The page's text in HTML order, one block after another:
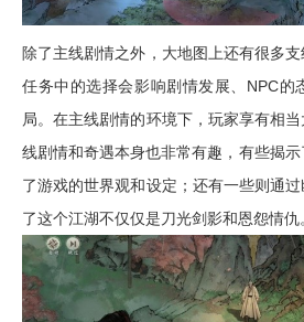
除了主线剧情之外，大地图上还有很多
任务中的选择会影响剧情发展、NPC的
局。在主线剧情的环境下，玩家享有相
线剧情和奇遇本身也非常有趣，有些揭
了游戏的世界观和设定；还有一些则通
了这个江湖不仅仅是刀光剑影和恩怨情仇